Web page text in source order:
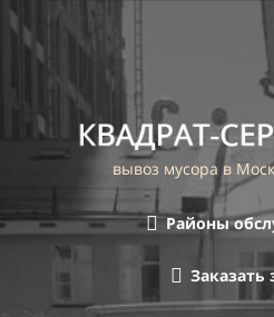
вывоз мусора в
Районы
Заказать